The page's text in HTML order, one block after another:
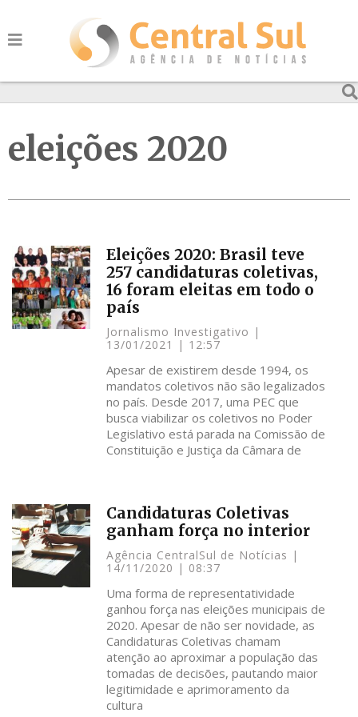
eleições 2020
Eleições 2020: Brasil teve
257 candidaturas coletivas,
16 foram eleitas em todo o
país
Jornalismo Investigativo
13/01/2021
12:57
Apesar de existirem desde 1994, os
mandatos coletivos não são legalizados
no país. Desde 2017, uma PEC que
busca viabilizar os coletivos no Poder
Legislativo está parada na Comissão de
Constituição e Justiça da Câmara de
Candidaturas Coletivas
ganham força no interior
Agência CentralSul de Notícias
14/11/2020
08:37
Uma forma de representatividade
ganhou força nas eleições municipais de
2020. Apesar de não ser novidade, as
Candidaturas Coletivas chamam
atenção ao aproximar a população das
tomadas de decisões, pautando maior
legitimidade e aprimoramento da
cultura